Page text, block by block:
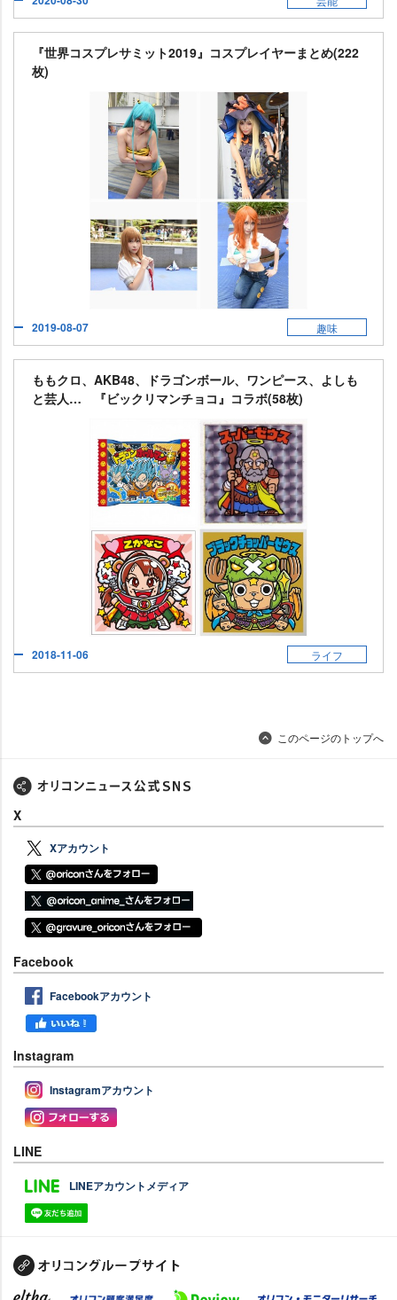
『世界コスプレサミット2019』コスプレイヤーまとめ(222
枚)
2019-08-07 趣味
ももクロ、AKB48、ドラゴンボール、ワンピース、よしも
と芸人… 『ビックリマンチョコ』コラボ(58枚)
2018-11-06 ライフ
このページのトップへ
X
Xアカウント
Facebook
Facebookアカウント
Instagram
Instagramアカウント
LINE
LINEアカウントメディア